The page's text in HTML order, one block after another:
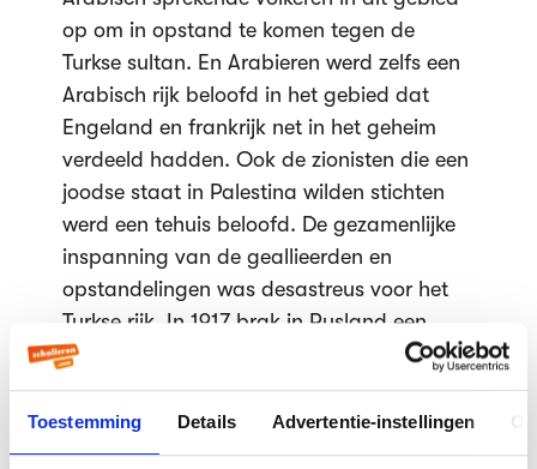
Toestemming Details Advertentie-instellingen
op om in opstand te komen tegen de
Turkse sultan. En Arabieren werd zelfs een
Arabisch rijk beloofd in het gebied dat
Engeland en frankrijk net in het geheim
verdeeld hadden. Ook de zionisten die een
joodse staat in Palestina wilden stichten
werd een tehuis beloofd. De gezamenlijke
inspanning van de geallieerden en
opstandelingen was desastreus voor het
Turkse rijk. In 1917 brak in Rusland een
revolutie uit. Tsaar Nicolaas II werd
afgezet/ De nieuwe communistische
machthebber Lenin sloor in maart 1918 de
vrede van Brest-Litovsk. (=Vrede gesloten